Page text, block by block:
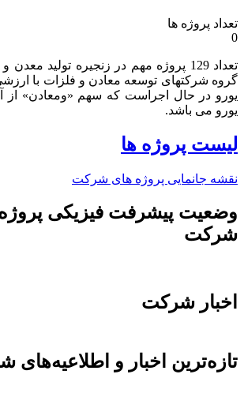
تعداد پروژه ها
0
تعداد 129 پروژه مهم در زنجیره تولید
یورو می باشد.​
لیست پروژه ها
نقشه جانمایی پروژه های شرکت
وضعیت پیشرفت فیزیکی
شرکت
اخبار شرکت
تازه‌ترین اخبار و